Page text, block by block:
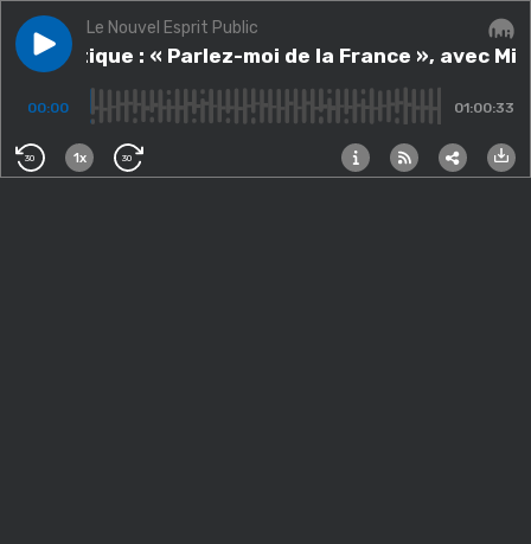
Play episode Thématique : « Parlez-moi de la France », avec
Le Nouvel Esprit Public
Thématique : « Parlez-moi de la France », avec
00:00 01:00:33
30 1x 30